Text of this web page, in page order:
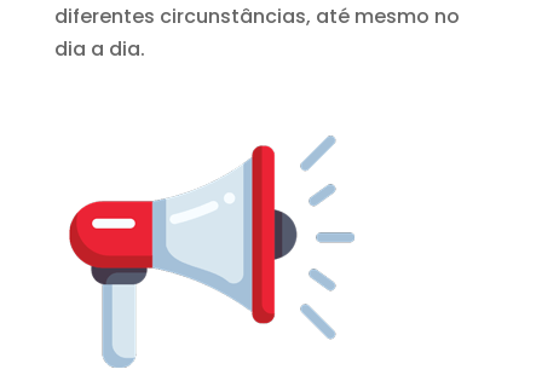
diferentes circunstâncias, até mesmo no
dia a dia.